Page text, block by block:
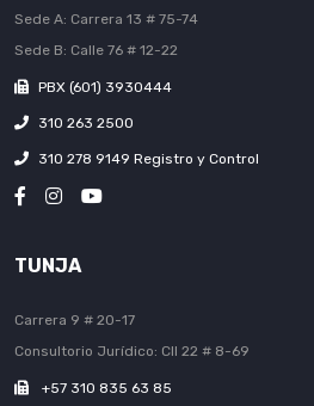
Sede A: Carrera 13 # 75-74
Sede B: Calle 76 # 12-22
PBX (601) 3930444
310 263 2500
310 278 9149 Registro y Control
TUNJA
Carrera 9 # 20-17
Consultorio Jurídico: Cll 22 # 8-69
+57 310 835 63 85